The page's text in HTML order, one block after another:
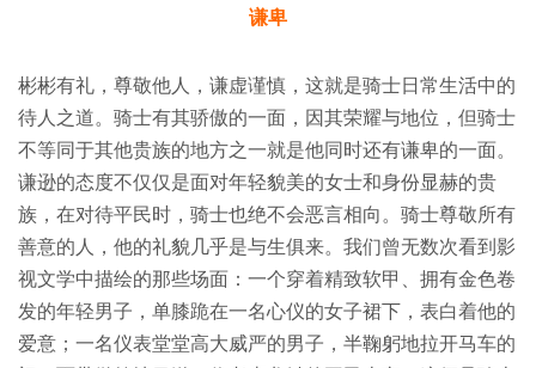
谦卑
彬彬有礼，尊敬他人，谦虚谨慎，这就是骑士日常生活中的
待人之道。骑士有其骄傲的一面，因其荣耀与地位，但骑士
不等同于其他贵族的地方之一就是他同时还有谦卑的一面。
谦逊的态度不仅仅是面对年轻貌美的女士和身份显赫的贵
族，在对待平民时，骑士也绝不会恶言相向。骑士尊敬所有
善意的人，他的礼貌几乎是与生俱来。我们曾无数次看到影
视文学中描绘的那些场面：一个穿着精致软甲、拥有金色卷
发的年轻男子，单膝跪在一名心仪的女子裙下，表白着他的
爱意；一名仪表堂堂高大威严的男子，半鞠躬地拉开马车的